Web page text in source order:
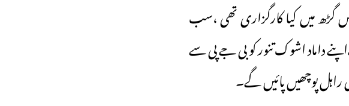
گڑھ میں کیا کارگزاری تھی ،سب
داماد اشوک تنور کو بی جے پی سے
راہل پوچھیں پائیں گے۔